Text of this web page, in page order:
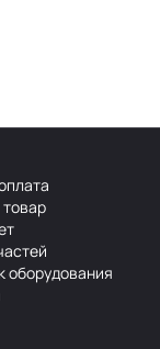
товар
оборудования